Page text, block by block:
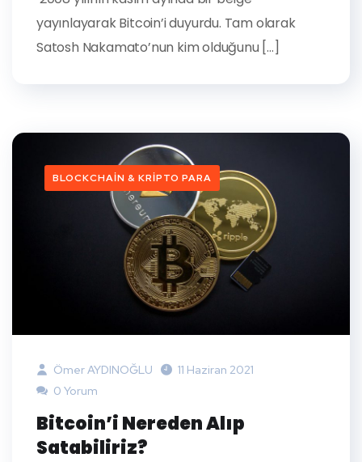
yayınlayarak Bitcoin’i duyurdu. Tam olarak
Satosh Nakamato’nun kim olduğunu […]
BLOCKCHAIN & KRIPTO PARA
Ömer AYDINOĞLU
11 Haziran 2021
0 Yorum
Bitcoin’i Nereden Alıp
Satabiliriz?